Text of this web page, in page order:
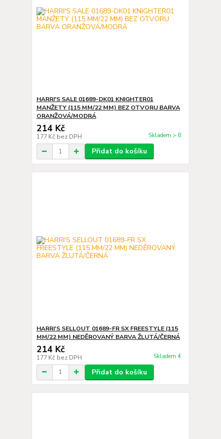
HARRI'S SALE 01689-DK01 KNIGHTER01
MANŽETY (115 MM/22 MM) BEZ OTVORU BARVA
ORANŽOVÁ/MODRÁ
214 Kč
177 Kč bez DPH Skladem > 8
Přidat do košíku
HARRI'S SELLOUT 01689-FR SX FREESTYLE (115
MM/22 MM) NEDĚROVANÝ BARVA ŽLUTÁ/ČERNÁ
214 Kč
177 Kč bez DPH Skladem 4
Přidat do košíku